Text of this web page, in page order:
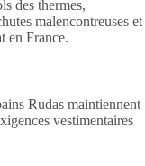
des thermes,
malencontreuses et
en France.
Rudas maintiennent
vestimentaires